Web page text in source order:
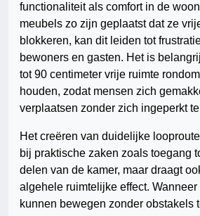
functionaliteit als comfort in de
meubels zo zijn geplaatst dat ze
blokkeren, kan dit leiden tot
bewoners en gasten. Het is
tot 90 centimeter vrije ruimte
houden, zodat mensen zich
verplaatsen zonder zich ingeperkt
Het creëren van duidelijke
bij praktische zaken zoals toegang
delen van de kamer, maar draagt
algehele ruimtelijke effect.
kunnen bewegen zonder obstakels